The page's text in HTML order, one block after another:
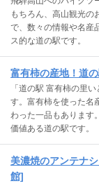
もちろん、高山観光の
で、数々の情報や名産
ス的な道の駅です。
富有柿の産地！道
「道の駅 富有柿の里
す。富有柿を使った名
わった一品もあります
価値ある道の駅です。
美濃焼のアンテナ
館]